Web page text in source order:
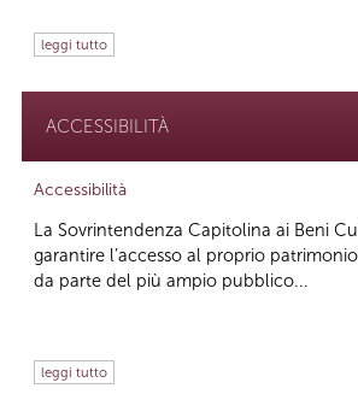
leggi tutto
ACCESSIBILITÀ
Accessibilità
La Sovrintendenza Capitolina ai Beni
garantire l’accesso al proprio
da parte del più ampio pubblico...
leggi tutto